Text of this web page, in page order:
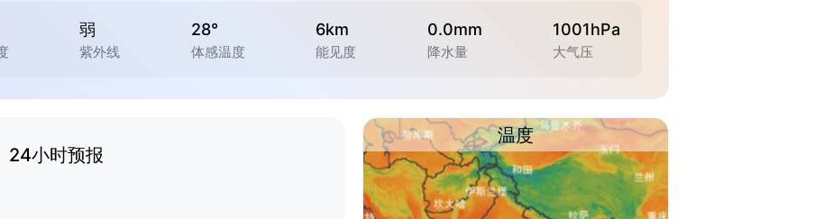
弱
紫外线
28°
体感温度
6km
能见度
0.0mm
降水量
1001hPa
大气压
24小时预报
温度